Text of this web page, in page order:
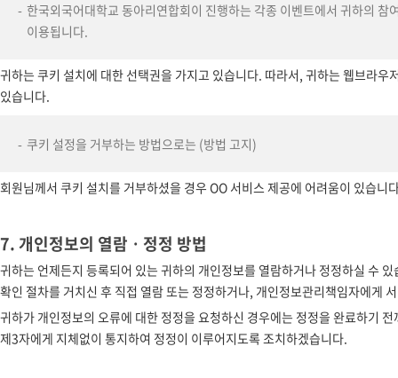
한국외국어대학교 동아리연합회이 진행하는 각종 이벤트에서 귀하의
이용됩니다.
귀하는 쿠키 설치에 대한 선택권을 가지고 있습니다. 따라서, 귀하는 웹브라
있습니다.
쿠키 설정을 거부하는 방법으로는 (방법 고지)
회원님께서 쿠키 설치를 거부하셨을 경우 OO 서비스 제공에 어려움이 있습니
7. 개인정보의 열람ㆍ정정 방법
귀하는 언제든지 등록되어 있는 귀하의 개인정보를 열람하거나 정정하실 수
확인 절차를 거치신 후 직접 열람 또는 정정하거나, 개인정보관리책임자에게
귀하가 개인정보의 오류에 대한 정정을 요청하신 경우에는 정정을 완료하기
제3자에게 지체없이 통지하여 정정이 이루어지도록 조치하겠습니다.